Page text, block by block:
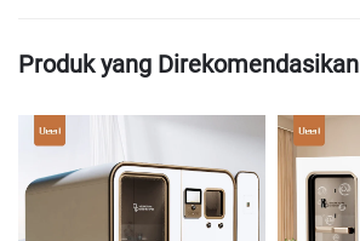
Produk yang Direkomendasikan